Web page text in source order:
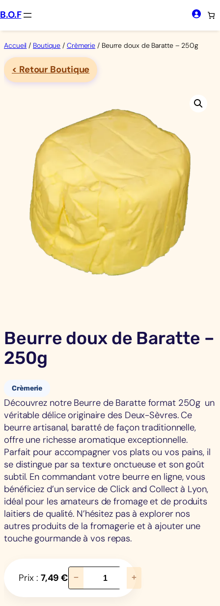
Aller
au
contenu
B.O.F
Accueil / Boutique / Crèmerie / Beurre doux de Baratte – 250g
< Retour Boutique
Beurre doux de Baratte –
250g
Crèmerie
Découvrez notre Beurre de Baratte format 250g un
véritable délice originaire des Deux-Sèvres. Ce
beurre artisanal, baratté de façon traditionnelle,
offre une richesse aromatique exceptionnelle.
Parfait pour accompagner vos plats ou vos pains, il
se distingue par sa texture onctueuse et son goût
subtil. En commandant votre beurre en ligne, vous
bénéficiez d’un service de Click and Collect à Lyon,
idéal pour les amateurs de fromage et de produits
laitiers de qualité. N’hésitez pas à explorer nos
autres produits de la fromagerie et à ajouter une
touche gourmande à vos repas.
Prix : 7,49€q
u
a
− +